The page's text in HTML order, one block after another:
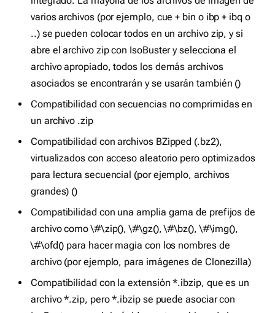
varios archivos (por ejemplo, cue + bin o ibp + ibq o
..) se pueden colocar todos en un archivo zip, y si
abre el archivo zip con IsoBuster y selecciona el
archivo apropiado, todos los demás archivos
asociados se encontrarán y se usarán también ()
Compatibilidad con secuencias no comprimidas en
un archivo .zip
Compatibilidad con archivos BZipped (.bz2),
virtualizados con acceso aleatorio pero optimizados
para lectura secuencial (por ejemplo, archivos
grandes) ()
Compatibilidad con una amplia gama de prefijos de
archivo como \#\zip(), \#\gz(), \#\bz(), \#\img(),
\#\ofd() para hacer magia con los nombres de
archivo (por ejemplo, para imágenes de Clonezilla)
Compatibilidad con la extensión *.ibzip, que es un
archivo *.zip, pero *.ibzip se puede asociar con